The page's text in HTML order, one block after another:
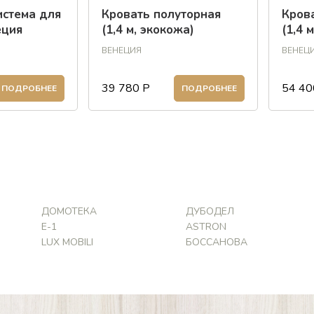
для
ПОДРОБНЕЕ
Кровать полуторная
(1,4 м, экокожа)
ВЕНЕЦИЯ
39 780 Р ПОДРОБНЕЕ
(1,4
54
ДОМОТЕКА
ДУБОДЕЛ
Е-1
ASTRON
LUX MOBILI БОССАНОВА